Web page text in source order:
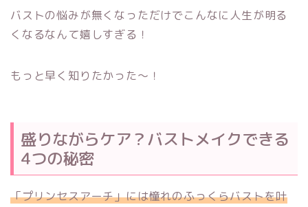
バストの悩みが無くなっただけでこんなに人生が明る
くなるなんて嬉しすぎる！
もっと早く知りたかった～！
盛りながらケア？バストメイクできる
4つの秘密
「プリンセスアーチ」には憧れのふっくらバストを叶